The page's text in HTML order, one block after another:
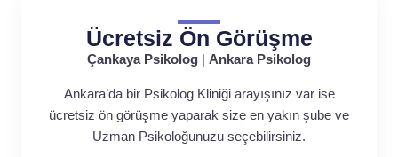
Ücretsiz Ön Görüşme
Çankaya Psikolog Ankara Psikolog
Ankara’da bir Psikolog Kliniği arayışınız var ise
ücretsiz ön görüşme yaparak size en yakın şube ve
Uzman Psikoloğunuzu seçebilirsiniz.